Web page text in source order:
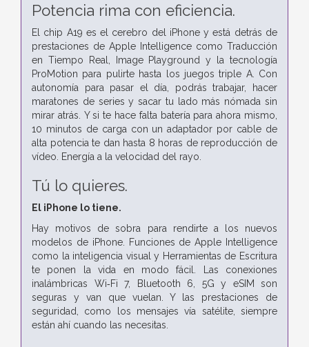
Potencia rima con eficiencia.
El chip A19 es el cerebro del iPhone y está detrás de
prestaciones de Apple Intelligence como Traducción
en Tiempo Real, Image Playground y la tecnología
ProMotion para pulirte hasta los juegos triple A. Con
autonomía para pasar el día, podrás trabajar, hacer
maratones de series y sacar tu lado más nómada sin
mirar atrás. Y si te hace falta batería para ahora mismo,
10 minutos de carga con un adaptador por cable de
alta potencia te dan hasta 8 horas de reproducción de
vídeo. Energía a la velocidad del rayo.
Tú lo quieres.
El iPhone lo tiene.
Hay motivos de sobra para rendirte a los nuevos
modelos de iPhone. Funciones de Apple Intelligence
como la inteligencia visual y Herramientas de Escritura
te ponen la vida en modo fácil. Las conexiones
inalámbricas Wi‑Fi 7, Bluetooth 6, 5G y eSIM son
seguras y van que vuelan. Y las prestaciones de
seguridad, como los mensajes vía satélite, siempre
están ahí cuando las necesitas.